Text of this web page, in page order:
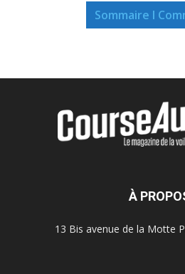
Sommaire I
À
13 Bis avenue de la Motte